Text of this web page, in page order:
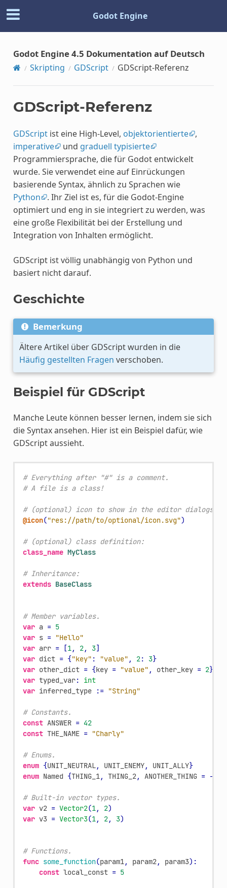
Godot Engine
Godot Engine 4.5 Dokumentation auf Deutsch
Skripting GDScript GDScript-Referenz
GDScript-Referenz
GDScriptist eine High-Level, objektorientierte ,
imperative und graduell typisierte
Programmiersprache, die für Godot entwickelt
wurde. Sie verwendet eine auf Einrückungen
basierende Syntax, ähnlich zu Sprachen wie
Python
. Ihr Ziel ist es, für die Godot-Engine
optimiert und eng in sie integriert zu werden, was
eine große Flexibilität bei der Erstellung und
Integration von Inhalten ermöglicht.
GDScript ist völlig unabhängig von Python und
basiert nicht darauf.
Geschichte
Bemerkung
Ältere Artikel über GDScript wurden in die
Häufig gestellten Fragen verschoben.
Beispiel für GDScript
Manche Leute können besser lernen, indem sie sich
die Syntax ansehen. Hier ist ein Beispiel dafür, wie
GDScript aussieht.
# Everything after "#" is a comment.
# A file is a class!
# (optional) icon to show in the editor dialogs:
@icon("res://path/to/optional/icon.svg")
# (optional) class definition:
class_name MyClass
# Inheritance:
extends BaseClass
# Member variables.
var a = 5
var s = "Hello"
var arr = [1, 2, 3]
var dict = {"key" : "value" , 2: 3}
var other_dict = {key = "value" , other_key = 2}
var typed_var:
int
var inferred_type := "String"
# Constants.
const ANSWER = 42
const THE_NAME = "Charly"
# Enums.
enum {UNIT_NEUTRAL, UNIT_ENEMY, UNIT_ALLY}
enum Named {THING_1, THING_2, ANOTHER_THING = -
# Built-in vector types.
var v2 = Vector2(1, 2)
var v3 = Vector3(1, 2, 3)
# Functions.
func some_function(param1, param2, param3):
const local_const = 5